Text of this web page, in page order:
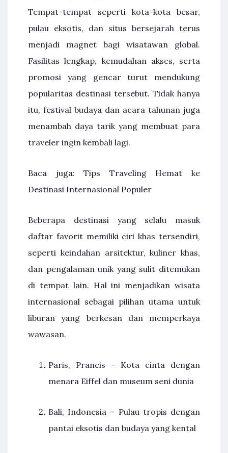
Tempat-tempat seperti kota-kota besar,
pulau eksotis, dan situs bersejarah terus
menjadi magnet bagi wisatawan global.
Fasilitas lengkap, kemudahan akses, serta
promosi yang gencar turut mendukung
popularitas destinasi tersebut. Tidak hanya
itu, festival budaya dan acara tahunan juga
menambah daya tarik yang membuat para
traveler ingin kembali lagi.
Baca juga: Tips Traveling Hemat ke
Destinasi Internasional Populer
Beberapa destinasi yang selalu masuk
daftar favorit memiliki ciri khas tersendiri,
seperti keindahan arsitektur, kuliner khas,
dan pengalaman unik yang sulit ditemukan
di tempat lain. Hal ini menjadikan wisata
internasional sebagai pilihan utama untuk
liburan yang berkesan dan memperkaya
wawasan.
Paris, Prancis – Kota cinta dengan
menara Eiffel dan museum seni dunia
Bali, Indonesia – Pulau tropis dengan
pantai eksotis dan budaya yang kental